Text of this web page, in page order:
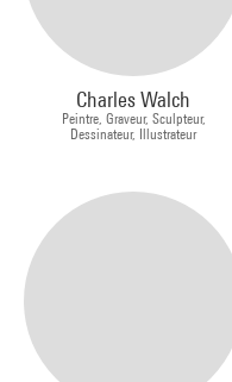
Charles Walch
Peintre, Graveur, Sculpteur,
Dessinateur, Illustrateur